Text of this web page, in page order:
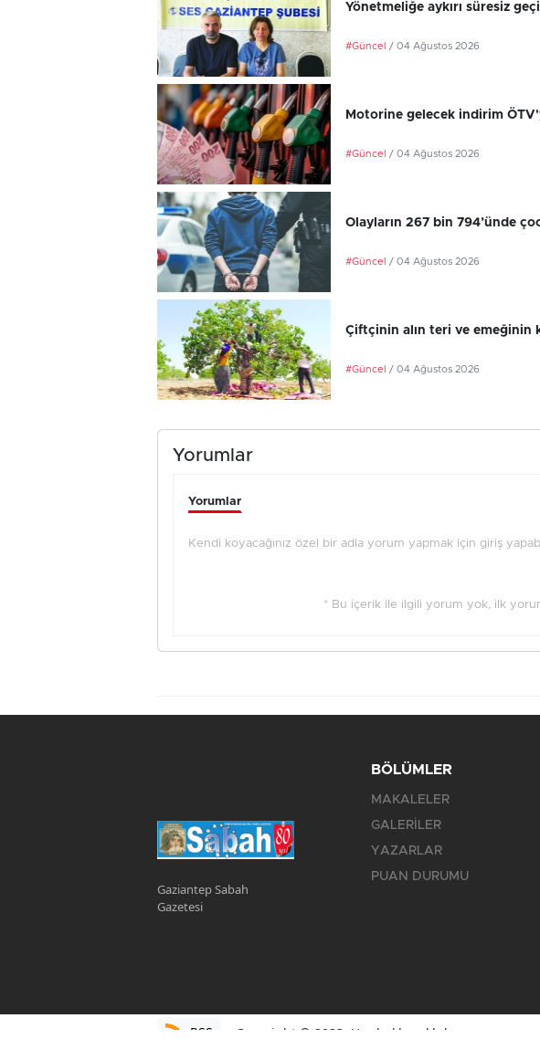
Yönetmeliğe aykırı süresiz
#Güncel / 04 Ağustos 2026
Motorine gelecek indirim
#Güncel / 04 Ağustos 2026
Olayların 267 bin 794’ünde
#Güncel / 04 Ağustos 2026
Çiftçinin alın teri ve emeğinin
#Güncel / 04 Ağustos 2026
Yorumlar
Yorumlar
Kendi koyacağınız özel bir adla yorum yapmak için giriş
* Bu içerik ile ilgili yorum yok, ilk
Gaziantep Sabah
Gazetesi
BÖLÜMLER
MAKALELER
GALERİLER
YAZARLAR
PUAN DURUMU
RSS Copyright © 2023. Her hakkı saklıdır.